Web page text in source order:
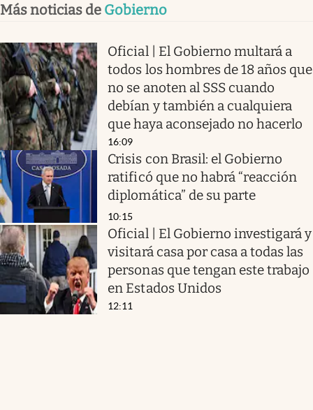
Más noticias de Gobierno
Oficial | El Gobierno multará a
todos los hombres de 18 años que
no se anoten al SSS cuando
debían y también a cualquiera
que haya aconsejado no hacerlo
16:09
Crisis con Brasil: el Gobierno
ratificó que no habrá “reacción
diplomática” de su parte
10:15
Oficial | El Gobierno investigará y
visitará casa por casa a todas las
personas que tengan este trabajo
en Estados Unidos
12:11